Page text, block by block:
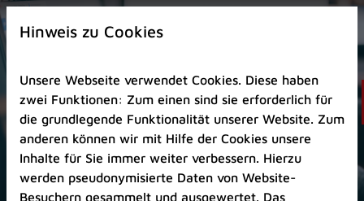
Zur
Startseite
Zum
Seitenanfang
springen
(Schnelltaste
A)
Zur
Hinweis zu Cookies
Unsere Webseite verwendet Cookies. Diese haben
zwei Funktionen: Zum einen sind sie erforderlich für
die grundlegende Funktionalität unserer Website. Zum
anderen können wir mit Hilfe der Cookies unsere
Inhalte für Sie immer weiter verbessern. Hierzu
werden pseudonymisierte Daten von Website-
Besuchern gesammelt und ausgewertet. Das